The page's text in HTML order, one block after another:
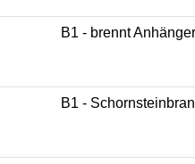
B1 - brennt Anhänger
B1 -